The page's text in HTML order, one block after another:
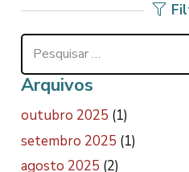
Pesquisar
por:
Arquivos
outubro 2025 (1)
setembro 2025 (1)
agosto 2025 (2)